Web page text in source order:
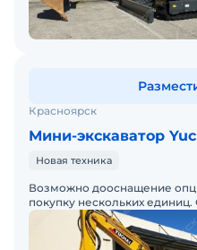
Красноярск
Мини-экскаватор
Новая техника
Возможно дооснащение
покупку нескольких